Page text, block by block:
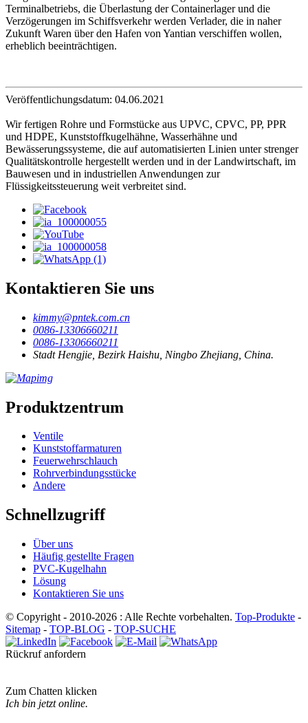
Terminalbetriebs, die Überlastung der Containerlager und die
Verzögerungen im Schiffsverkehr werden Verlader, die in naher
Zukunft Waren über den Hafen von Yantian verschiffen wollen,
erheblich beeinträchtigen.
Veröffentlichungsdatum: 04.06.2021
Wir fertigen Rohre und Formstücke aus UPVC, CPVC, PP, PPR
und HDPE, Kunststoffkugelhähne, Wasserhähne und
Bewässerungssysteme, die auf automatisierten Linien unter strenger
Qualitätskontrolle hergestellt werden und in der Landwirtschaft, im
Bauwesen und in industriellen Anwendungen zur
Flüssigkeitssteuerung weit verbreitet sind.
Kontaktieren Sie uns
kimmy@pntek.com.cn
0086-13306660211
0086-13306660211
Stadt Hengjie, Bezirk Haishu, Ningbo Zhejiang, China.
Produktzentrum
Ventile
Kunststoffarmaturen
Feuerwehrschlauch
Rohrverbindungsstücke
Andere
Schnellzugriff
Über uns
Häufig gestellte Fragen
PVC-Kugelhahn
Lösung
Kontaktieren Sie uns
© Copyright - 2010-2026 : Alle Rechte vorbehalten. Top-Produkte -
Sitemap - TOP-BLOG - TOP-SUCHE
Rückruf anfordern
Zum Chatten klicken
Ich bin jetzt online.